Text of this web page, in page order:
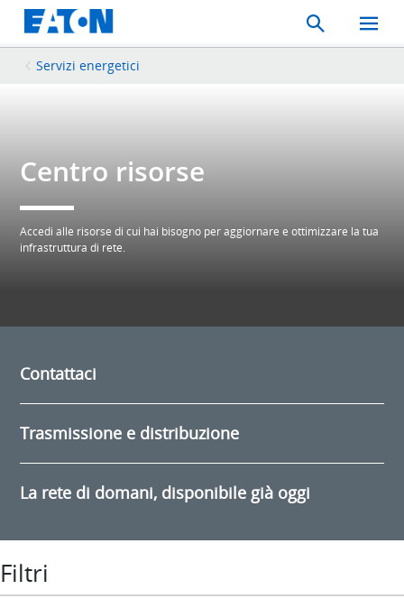
Search
Toggle
Mobile
Servizi energetici
Centro risorse
Accedi alle risorse di cui hai bisogno per aggiornare e ottimizzare la tua
infrastruttura di rete.
Contattaci
Trasmissione e distribuzione
La rete di domani, disponibile già oggi
Filtri